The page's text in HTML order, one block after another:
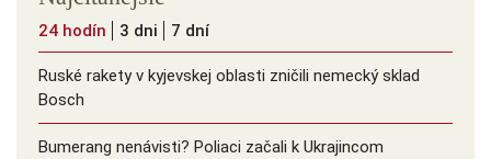
24 hodín 3 dni 7 dní
Ruské rakety v kyjevskej oblasti zničili nemecký sklad
Bosch
Bumerang nenávisti? Poliaci začali k Ukrajincom